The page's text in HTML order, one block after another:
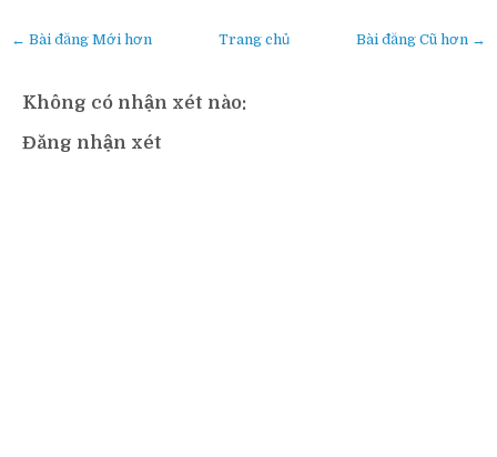
← Bài đăng Mới hơn Bài đăng Cũ hơn →
Trang chủ
Không có nhận xét nào:
Đăng nhận xét